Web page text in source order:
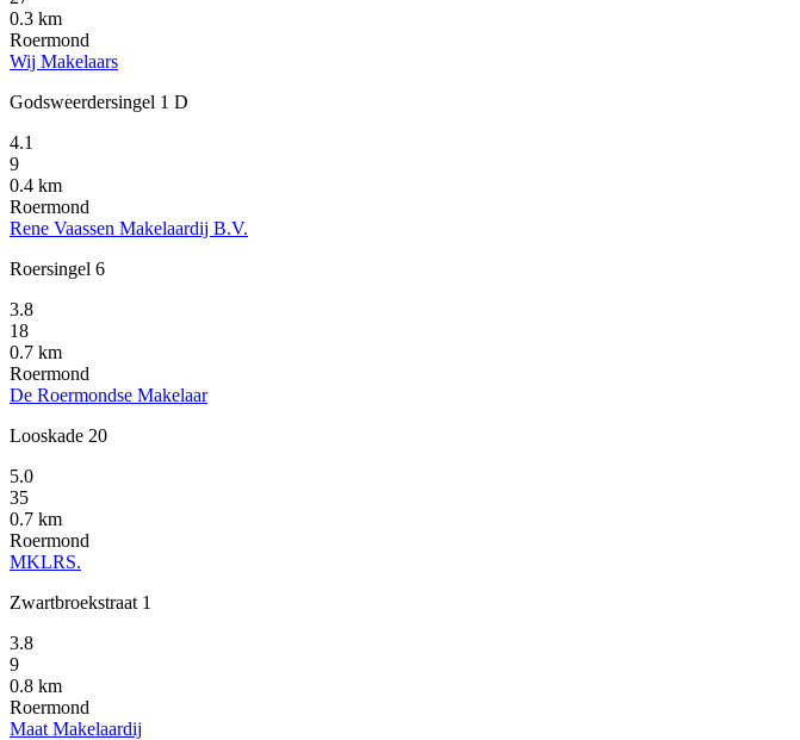
0.3 km
Roermond
Wij Makelaars
Godsweerdersingel 1 D
4.1
9
0.4 km
Roermond
Rene Vaassen Makelaardij B.V.
Roersingel 6
3.8
18
0.7 km
Roermond
De Roermondse Makelaar
Looskade 20
5.0
35
0.7 km
Roermond
MKLRS.
Zwartbroekstraat 1
3.8
9
0.8 km
Roermond
Maat Makelaardij